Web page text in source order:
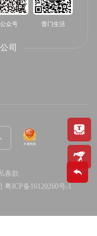
公众号 普门生活
司
条款
粤ICP备16120260号-1